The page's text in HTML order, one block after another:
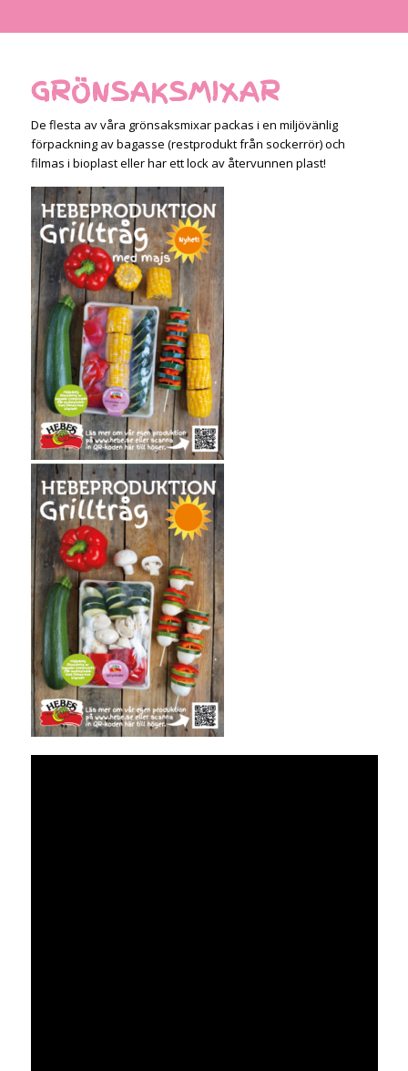
GRÖNSAKSMIXAR
De flesta av våra grönsaksmixar packas i en miljövänlig
förpackning av bagasse (restprodukt från sockerrör) och
filmas i bioplast eller har ett lock av återvunnen plast!